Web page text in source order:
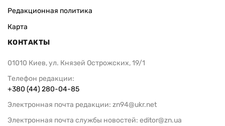
Редакционная политика
Карта
КОНТАКТЫ
01010 Киев, ул. Князей Острожских, 19/1
Телефон редакции:
+380 (44) 280-04-85
Электронная почта редакции: zn94@ukr.net
Электронная почта службы новостей: editor@zn.ua